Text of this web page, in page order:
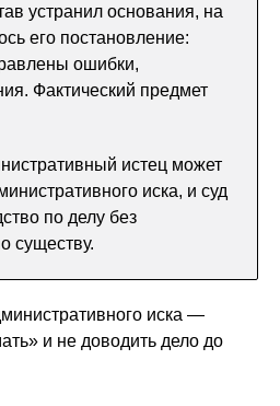
устранил основания, на
его постановление:
ошибки,
Фактический предмет
истец может
иска, и суд
по делу без
существу.
иска —
и не доводить дело до